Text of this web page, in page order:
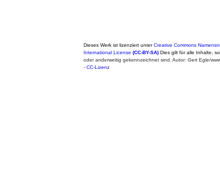
Dieses Werk ist lizenziert unterCreative Commons
International License (CC-BY-SA) Dies gilt für alle Inhalte,
oder anderweitig gekennzeichnet sind. Autor: Gert Egle/
- CC-Lizenz